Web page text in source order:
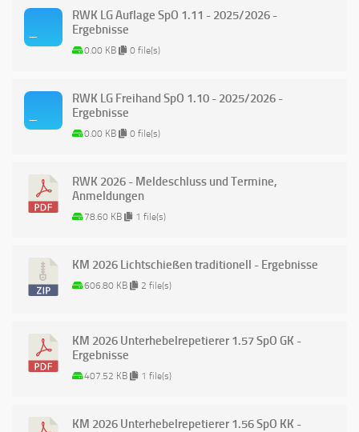
RWK LG Auflage SpO 1.11 - 2025/2026 -
Ergebnisse
0.00 KB 0 file(s)
RWK LG Freihand SpO 1.10 - 2025/2026 -
Ergebnisse
0.00 KB 0 file(s)
RWK 2026 - Meldeschluss und Termine,
Anmeldungen
78.60 KB 1 file(s)
KM 2026 Lichtschießen traditionell - Ergebnisse
606.80 KB 2 file(s)
KM 2026 Unterhebelrepetierer 1.57 SpO GK -
Ergebnisse
407.52 KB 1 file(s)
KM 2026 Unterhebelrepetierer 1.56 SpO KK -